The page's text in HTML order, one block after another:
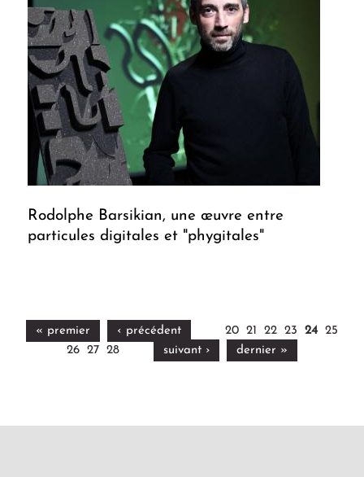
Rodolphe Barsikian, une œuvre entre
particules digitales et "phygitales"
« premier ‹ précédent 20 21 22 23 24 25
26 27 28 suivant › dernier »